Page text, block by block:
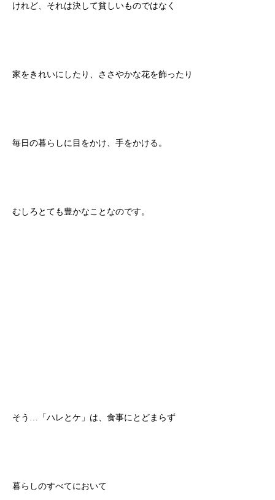
けれど、それは決して貧しいものではなく
家をきれいにしたり、ささやかな花を飾ったり
毎日の暮らしに目をかけ、手をかける。
むしろとても豊かなことなのです。
そう…「ハレとケ」は、食事にとどまらず
暮らしのすべてにおいて